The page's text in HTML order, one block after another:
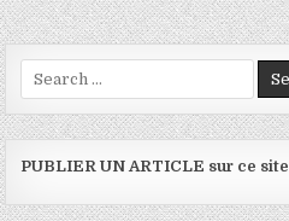
Search for:
PUBLIER UN ARTICLE sur ce site